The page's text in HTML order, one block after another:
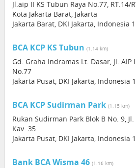
Jl.aip II KS Tubun Raya No.77, RT.14/
Kota Jakarta Barat, Jakarta
Jakarta Barat, DKI Jakarta, Indonesia
BCA KCP KS Tubun (1.14 km)
Gd. Graha Indramas Lt. Dasar, Jl. AIP
No.77
Jakarta Pusat, DKI Jakarta, Indonesia
BCA KCP Sudirman Park (1.15 km)
Rukan Sudirman Park Blok B No. 9,
Kav. 35
Jakarta Pusat, DKI Jakarta, Indonesia
Bank BCA Wisma 46 (1.16 km)